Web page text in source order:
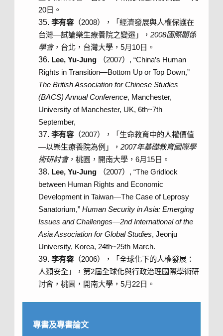
20日。
李有容（2008），「經濟發展與人權保護在
台灣—試論樂生療養院之變遷」， 2008國際關係
學會，台北，台灣大學，5月10日。
Lee, Yu-Jung（2007）, “China’s Human
Rights in Transition—Bottom Up or Top Down,”
The British Association for Chinese Studies
(BACS) Annual Conference, Manchester,
University of Manchester, UK, 6th~7th
September,
李有容（2007），「生命教育中的人權價值
—以樂生療養院為例」， 2007年基礎教育國際學
術研討會，桃園，開南大學，6月15日。
Lee, Yu-Jung（2007）, “The Gridlock
between Human Rights and Economic
Development in Taiwan—The Case of Leprosy
Sanatorium,” Human Security in Asia: Emerging
Issues and Challenges—2nd International of the
Asia Association for Global Studies, Jeonju
University, Korea, 24th~25th March.
李有容（2006），「全球化下的人權發展：
人類安全」，第2屆全球化與行政治理國際學術研
討會，桃園，開南大學，5月22日。
專書及專書論文